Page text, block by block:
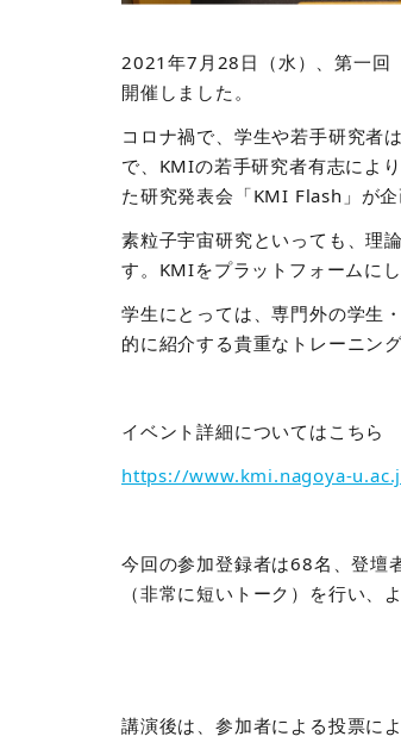
2021年7月28日（水）、第一回
開催しました。
コロナ禍で、学生や若手研究者
で、 KMIの若手研究者有志によ
た研究発表会「KMI Flash」が企
素粒子宇宙研究といっても、理
す。KMIをプラットフォームに
学生にとっては、専門外の学生
的に紹介する貴重なトレーニン
イベント詳細についてはこちら
https://www.kmi.nagoya-
今回の参加登録者は68名、登壇
（非常に短いトーク）を行い、
講演後は、参加者による投票に